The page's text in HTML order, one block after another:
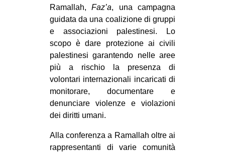
CINEMA
MUSICA
RECENSIONI
INTERNAZIONALE
AFRICA
AMERICHE
ESTREMO ORIENTE
EUROPA
Ramallah,Faz’a, una campagna
guidata da una coalizione di gruppi
e associazioni palestinesi. Lo
scopo è dare protezione ai civili
palestinesi garantendo nelle aree
più a rischio la presenza di
volontari internazionali incaricati di
monitorare, documentare e
denunciare violenze e violazioni
dei diritti umani.
Alla conferenza a Ramallah oltre ai
rappresentanti di varie comunità